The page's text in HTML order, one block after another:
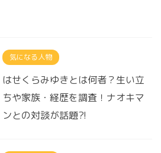
気になる人物
はせくらみゆきとは何者？生い立
ちや家族・経歴を調査！ナオキマ
ンとの対談が話題?!